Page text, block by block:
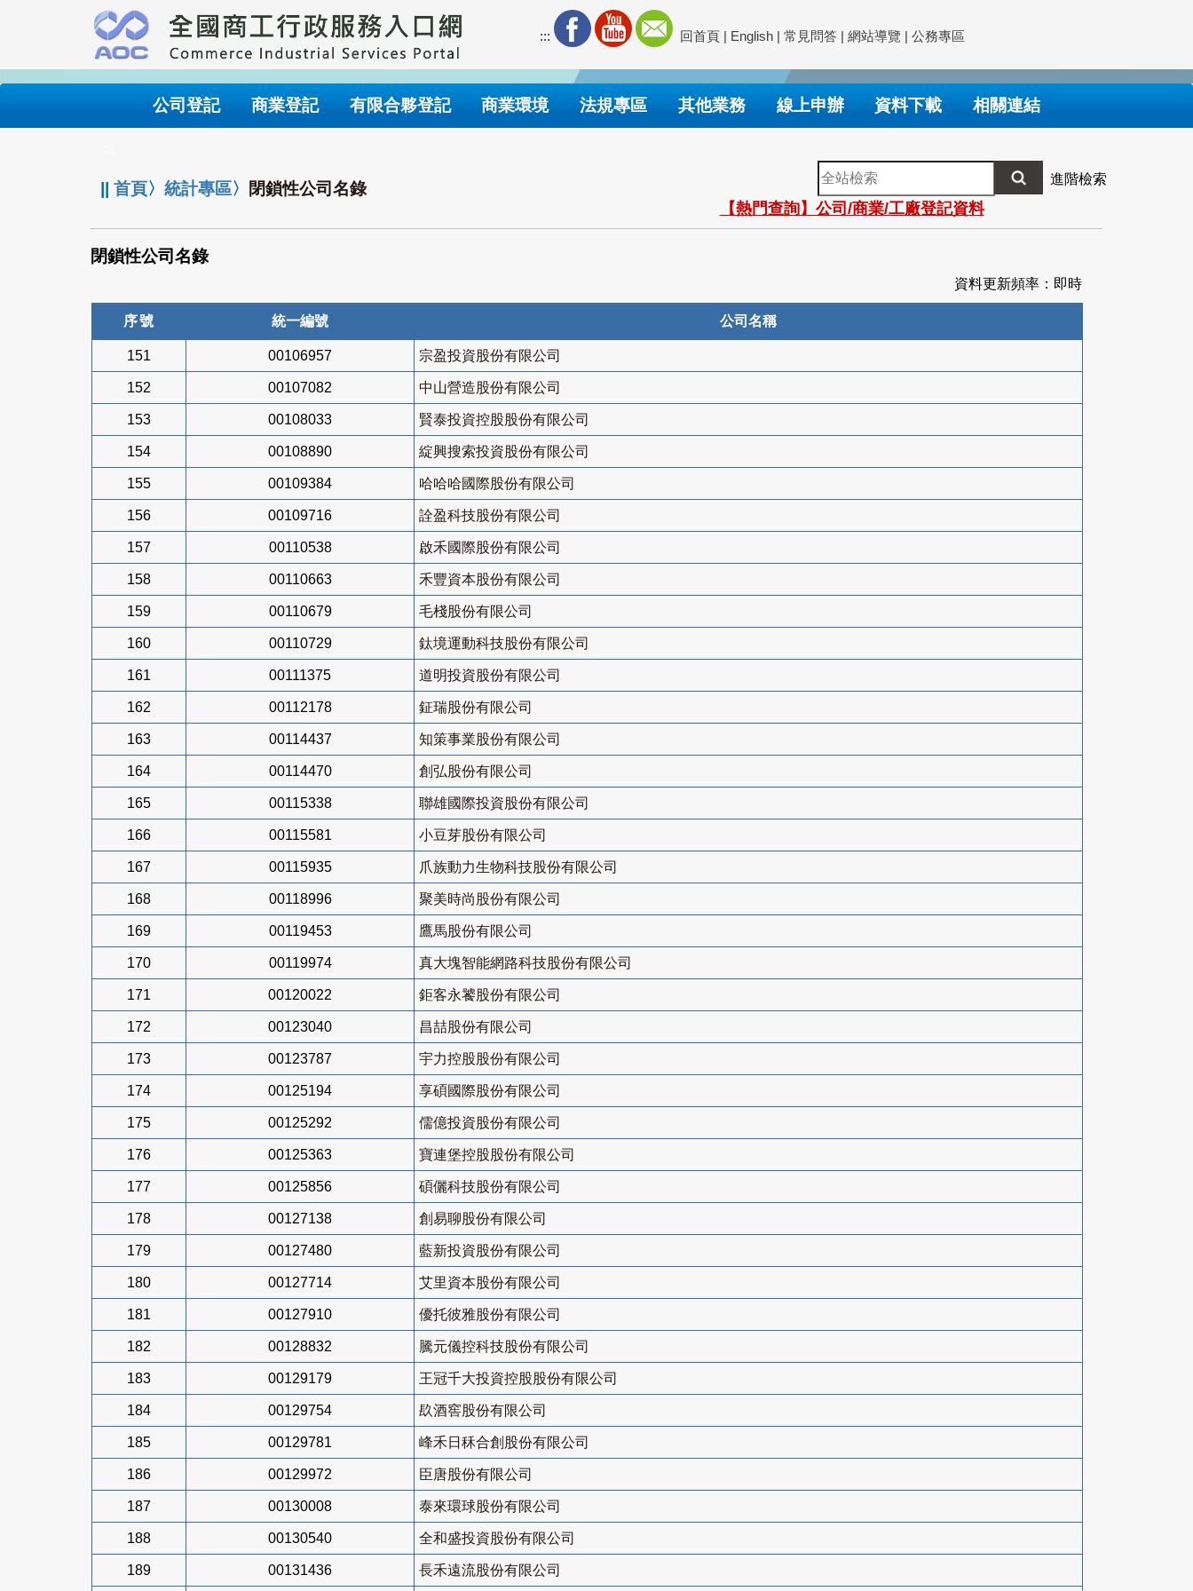
要
內
::: 回首頁 | English | 常見問答 | 網站導覽 | 公務專區
公司登記 商業登記 有限合夥登記 商業環境 法規專區 其他業務 線上申辦 資料下載 相關連結
||首頁〉統計專區〉 閉鎖性公司名錄
全
站
檢
索
進階檢索
【熱門查詢】公司/商業/工廠登記資料
閉鎖性公司名錄
資料更新頻率：即時
序號 統一編號 公司名稱
151 00106957 宗盈投資股份有限公司
152 00107082 中山營造股份有限公司
153 00108033 賢泰投資控股股份有限公司
154 00108890 綻興搜索投資股份有限公司
155 00109384 哈哈哈國際股份有限公司
156 00109716 詮盈科技股份有限公司
157 00110538 啟禾國際股份有限公司
158 00110663 禾豐資本股份有限公司
159 00110679 毛棧股份有限公司
160 00110729 鈦境運動科技股份有限公司
161 00111375 道明投資股份有限公司
162 00112178 鉦瑞股份有限公司
163 00114437 知策事業股份有限公司
164 00114470 創弘股份有限公司
165 00115338 聯雄國際投資股份有限公司
166 00115581 小豆芽股份有限公司
167 00115935 爪族動力生物科技股份有限公司
168 00118996 聚美時尚股份有限公司
169 00119453 鷹馬股份有限公司
170 00119974 真大塊智能網路科技股份有限公司
171 00120022 鉅客永饕股份有限公司
172 00123040 昌喆股份有限公司
173 00123787 宇力控股股份有限公司
174 00125194 享碩國際股份有限公司
175 00125292 儒億投資股份有限公司
176 00125363 寶連堡控股股份有限公司
177 00125856 碩儷科技股份有限公司
178 00127138 創易聊股份有限公司
179 00127480 藍新投資股份有限公司
180 00127714 艾里資本股份有限公司
181 00127910 優托彼雅股份有限公司
182 00128832 騰元儀控科技股份有限公司
183 00129179 王冠千大投資控股股份有限公司
184 00129754 镹酒窖股份有限公司
185 00129781 峰禾日秝合創股份有限公司
186 00129972 臣唐股份有限公司
187 00130008 泰來環球股份有限公司
188 00130540 全和盛投資股份有限公司
189 00131436 長禾遠流股份有限公司